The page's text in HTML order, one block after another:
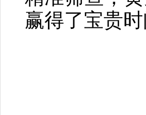
赢得了宝贵时